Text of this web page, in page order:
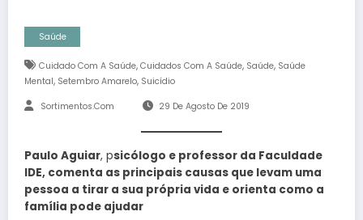
Saúde
Cuidado Com A Saúde, Cuidados Com A Saúde, Saúde, Saúde
Mental, Setembro Amarelo, Suicídio
Sortimentos.com 29 De Agosto De 2019
Paulo Aguiar, psicólogo e professor da Faculdade
IDE, comenta as principais causas que levam uma
pessoa a tirar a sua própria vida e orienta como a
família pode ajudar